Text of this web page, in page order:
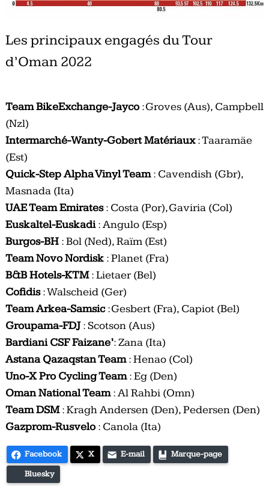
Les principaux engagés du Tour
d’Oman 2022
Team BikeExchange-Jayco: Groves (Aus), Campbell
(Nzl)
Intermarché-Wanty-Gobert Matériaux: Taaramäe
(Est)
Quick-Step Alpha Vinyl Team: Cavendish (Gbr),
Masnada (Ita)
UAE Team Emirates: Costa (Por), Gaviria (Col)
Euskaltel-Euskadi: Angulo (Esp)
Burgos-BH: Bol (Ned), Raïm (Est)
Team Novo Nordisk: Planet (Fra)
B&B Hotels-KTM: Lietaer (Bel)
Cofidis: Walscheid (Ger)
Team Arkea-Samsic: Gesbert (Fra), Capiot (Bel)
Groupama-FDJ: Scotson (Aus)
Bardiani CSF Faizane’: Zana (Ita)
Astana Qazaqstan Team: Henao (Col)
Uno-X Pro Cycling Team: Eg (Den)
Oman National Team: Al Rahbi (Omn)
Team DSM: Kragh Andersen (Den), Pedersen (Den)
Gazprom-Rusvelo: Canola (Ita)
Facebook X E-mail Marque-page
Bluesky